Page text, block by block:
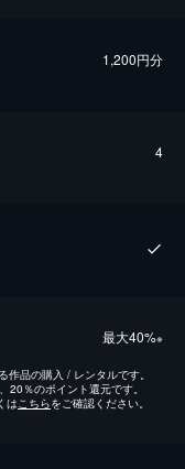
1,200円分
4
最⼤40%※
品の購入 / レンタルです。
％のポイント還元です。
はこちらをご確認ください。